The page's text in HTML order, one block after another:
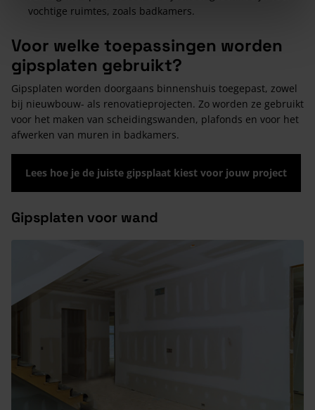
vochtige ruimtes, zoals badkamers.
Voor welke toepassingen worden
gipsplaten gebruikt?
Gipsplaten worden doorgaans binnenshuis toegepast, zowel
bij nieuwbouw- als renovatieprojecten. Zo worden ze gebruikt
voor het maken van scheidingswanden, plafonds en voor het
afwerken van muren in badkamers.
Lees hoe je de juiste gipsplaat kiest voor jouw project
Gipsplaten voor wand